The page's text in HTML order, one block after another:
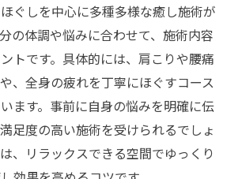
ぐしを中心に多種多様な癒し施術が
の体調や悩みに合わせて、施術内容
トです。具体的には、肩こりや腰痛
、全身の疲れを丁寧にほぐすコース
ます。事前に自身の悩みを明確に伝
足度の高い施術を受けられるでしょ
、リラックスできる空間でゆっくり